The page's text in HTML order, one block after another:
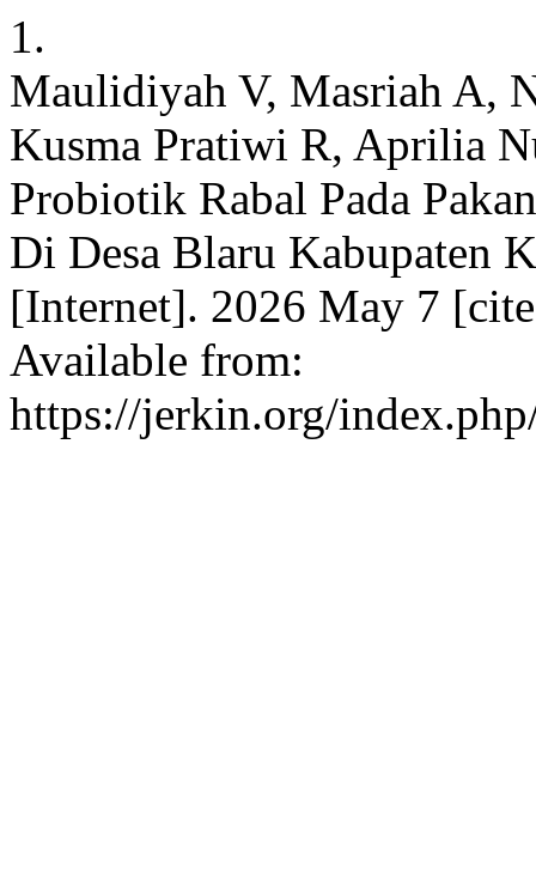
1.
Maulidiyah V, Masriah A,
Kusma Pratiwi R, Aprilia
Probiotik Rabal Pada
Di Desa Blaru Kabupaten
[Internet]. 2026 May 7
Available from:
https://jerkin.org/